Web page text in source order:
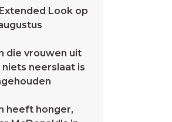
Look op
die vrouwen uit
niets neerslaat is
heeft honger,